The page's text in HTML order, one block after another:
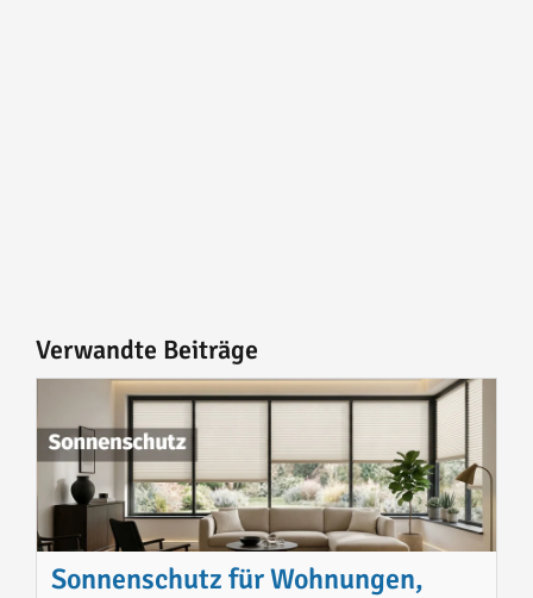
Verwandte Beiträge
Sonnenschutz für Wohnungen,